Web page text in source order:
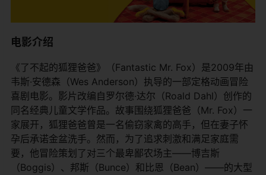
电影介绍
《了不起的狐狸爸爸》（Fantastic Mr. Fox）是2009年由
韦斯·安德森（Wes Anderson）执导的一部定格动画冒险
喜剧电影。影片改编自罗尔德·达尔（Roald Dahl）创作的
同名经典儿童文学作品。故事围绕狐狸爸爸（Mr. Fox）一
家展开，狐狸爸爸曾是一名偷窃家禽的高手，但在妻子怀
孕后承诺金盆洗手。然而，为了追求刺激和满足家庭需
要，他冒险策划了对三个最卑鄙农场主——博吉斯
（Boggis）、邦斯（Bunce）和比恩（Bean）——的大型